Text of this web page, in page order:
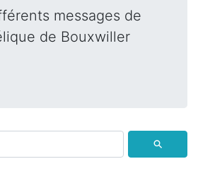
messages de
de Bouxwiller
⚲